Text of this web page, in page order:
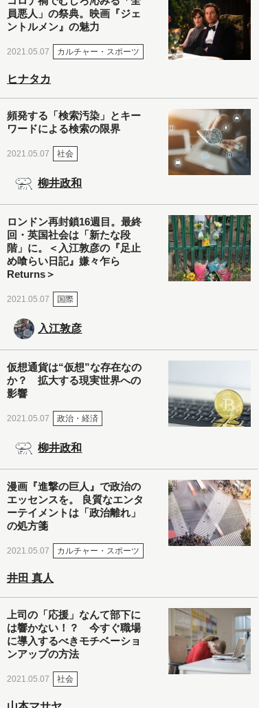
員悪人」の祭典。映画『ジェ
ントルメン』の魅力
2021.05.07 カルチャー・スポーツ
ヒナタカ
頻発する「検索汚染」とキー
ワードによる検索の限界
2021.05.07 社会
柳井政和
ロンドン再封鎖16週目。最終
回・英国社会は「新たな段
階」に。＜入江敦彦の『足止
め喰らい日記』嫌々乍ら
Returns＞
2021.05.07 国際
入江敦彦
仮想通貨は“仮想”な存在なの
か？ 拡大する現実世界への
影響
2021.05.07 政治・経済
柳井政和
漫画『進撃の巨人』で政治の
エッセンスを。 良質なエンタ
ーテイメントは「政治離れ」
の処方箋
2021.05.07 カルチャー・スポーツ
井田 真人
上司の「応援」なんて部下に
は響かない！？ 今すぐ職場
に導入するべきモチベーショ
ンアップの方法
2021.05.07 社会